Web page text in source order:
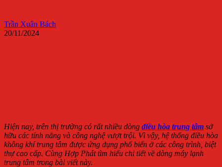
Trần Xuân Bách
20/11/2024
Hiện nay, trên thị trường có rất nhiều dòng điều hòa trung tâm sở
hữu các tính năng và công nghệ vượt trội. Vì vậy, hệ thống điều hòa
không khí trung tâm được ứng dụng phổ biến ở các công trình, biệt
thự cao cấp. Cùng Hợp Phát tìm hiểu chi tiết về dòng máy lạnh
trung tâm trong bài viết này.